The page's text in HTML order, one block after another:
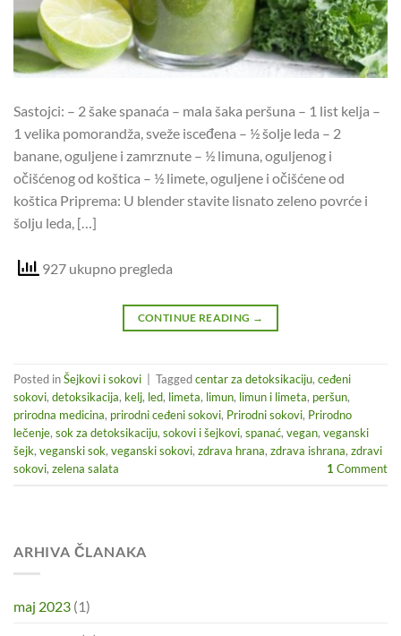
Sastojci: – 2 šake spanaća – mala šaka peršuna – 1 list kelja –
1 velika pomorandža, sveže isceđena – ½ šolje leda – 2
banane, oguljene i zamrznute – ½ limuna, oguljenog i
očišćenog od koštica – ½ limete, oguljene i očišćene od
koštica Priprema: U blender stavite lisnato zeleno povrće i
šolju leda, […]
927 ukupno pregleda
CONTINUE READING →
Posted inŠejkovi i sokovi Taggedcentar za detoksikaciju, ceđeni
sokovi, detoksikacija, kelj, led, limeta, limun, limun i limeta, peršun,
prirodna medicina, prirodni ceđeni sokovi, Prirodni sokovi, Prirodno
lečenje, sok za detoksikaciju, sokovi i šejkovi, spanać, vegan, veganski
šejk, veganski sok, veganski sokovi, zdrava hrana, zdrava ishrana, zdravi
sokovi, zelena salata 1 Comment
ARHIVA ČLANAKA
maj 2023 (1)